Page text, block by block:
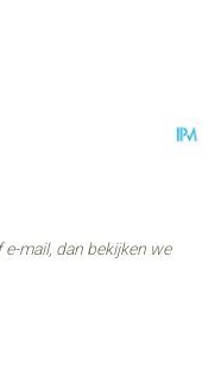
mail, dan bekijken we